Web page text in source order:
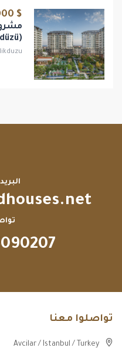
$ 369,000
(Referans Beylikdüzü)
تواصلوا معنا
Avcilar / Istanbul / Turkey